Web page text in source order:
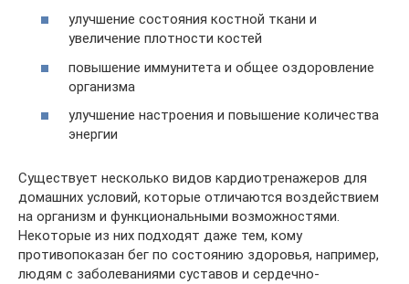
улучшение состояния костной ткани и
увеличение плотности костей
повышение иммунитета и общее оздоровление
организма
улучшение настроения и повышение количества
энергии
Существует несколько видов кардиотренажеров для
домашних условий, которые отличаются воздействием
на организм и функциональными возможностями.
Некоторые из них подходят даже тем, кому
противопоказан бег по состоянию здоровья, например,
людям с заболеваниями суставов и сердечно-